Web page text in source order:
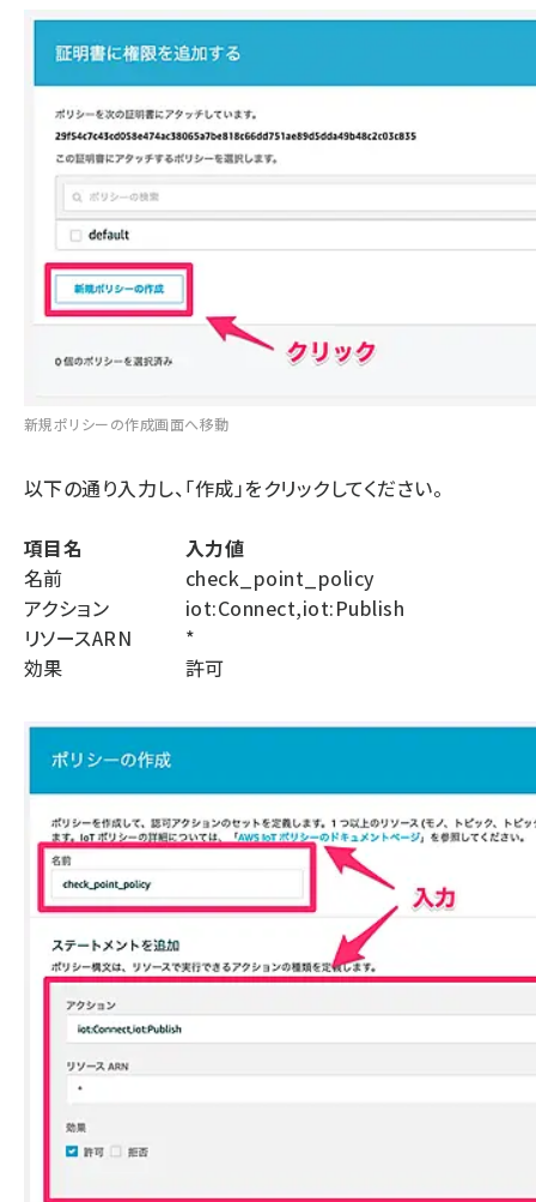
新規ポリシーの作成画面へ移動
以下の通り入力し、「作成」をクリックしてください。
項目名
入力値
名前
check_point_policy
アクション
iot:Connect,iot:Publish
リソースARN
*
効果
許可